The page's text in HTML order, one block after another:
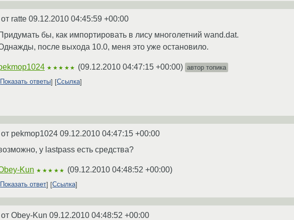
от ratte 09.12.2010 04:45:59 +00:00
бы, как импортировать в лису многолетний wand.dat.
после выхода 10.0, меня это уже остановило.
★★★★★ (09.12.2010 04:47:15 +00:00) автор топика
Показать ответы
Ссылка
от pekmop1024 09.12.2010 04:47:15 +00:00
у lastpass есть средства?
Kun ★★★★★ (09.12.2010 04:48:52 +00:00)
Показать ответ Ссылка
от Obey-Kun 09.12.2010 04:48:52 +00:00